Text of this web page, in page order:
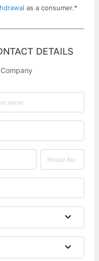
as a consumer.*
DETAILS
Company